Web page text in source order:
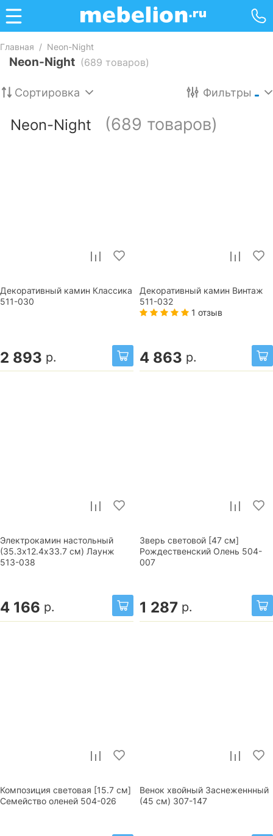
Главная / Neon-Night
Neon-Night (689 товаров)
Сортировка Фильтры
Neon-Night (689 товаров)
Декоративный камин Классика
511-030
2 893 р.
Декоративный камин Винтаж
511-032
1 отзыв
4 863 р.
Электрокамин настольный
(35.3х12.4х33.7 см) Лаунж
513-038
4 166 р.
Зверь световой [47 см]
Рождественский Олень 504-
007
1 287 р.
Композиция световая [15.7 см]
Семейство оленей 504-026
Венок хвойный Заснеженнный
(45 см) 307-147